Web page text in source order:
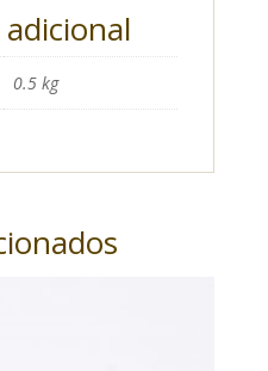
0.5 kg